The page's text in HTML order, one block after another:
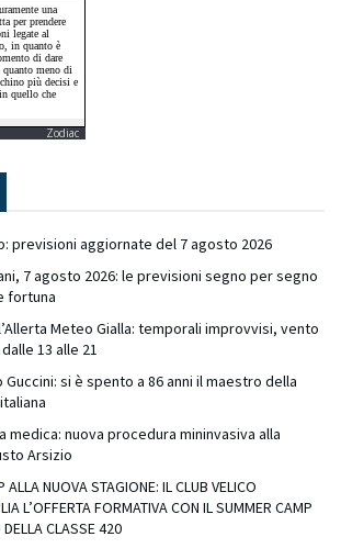
Zodiac
previsioni aggiornate del 7 agosto 2026
7 agosto 2026: le previsioni segno per segno
fortuna
Meteo Gialla: temporali improvvisi, vento
13 alle 21
si è spento a 86 anni il maestro della
medica: nuova procedura mininvasiva alla
Arsizio
ALLA NUOVA STAGIONE: IL CLUB VELICO
L’OFFERTA FORMATIVA CON IL SUMMER CAMP
CLASSE 420